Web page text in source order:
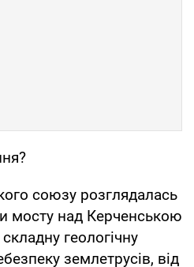
союзу розглядалась
мосту над Керченською
геологічну
землетрусів, від